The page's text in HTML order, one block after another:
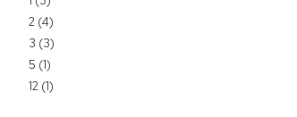
2 (4)
3 (3)
5 (1)
12 (1)